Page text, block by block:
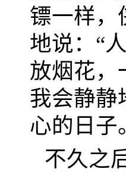
镖一样，
地说：“
放烟花，
我会静静
心的日子
不久之